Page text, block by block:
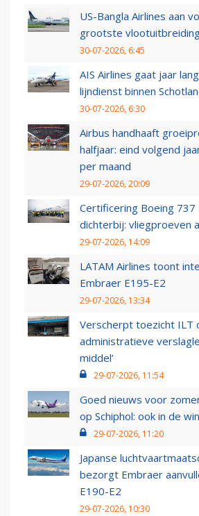
US-Bangla Airlines aan
grootste
30-07-2026, 6:45
AIS Airlines gaat jaar
lijndienst binnen
30-07-2026, 6:30
Airbus handhaaft
halfjaar: eind volgend
per maand
29-07-2026, 20:09
Certificering Boeing 737
dichterbij: vliegproeven
29-07-2026, 14:09
LATAM Airlines toont
Embraer E195-E2
29-07-2026, 13:34
Verscherpt toezicht ILT
administratieve
middel’
29-07-2026, 11:54
Goed nieuws voor
op Schiphol: ook in de
29-07-2026, 11:20
Japanse
bezorgt Embraer
E190-E2
29-07-2026, 10:30